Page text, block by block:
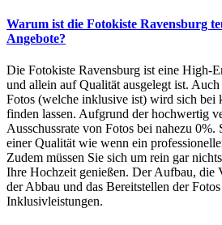
Warum ist die Fotokiste Ravensburg
Angebote?
Die Fotokiste Ravensburg ist eine High-
und allein auf Qualität ausgelegt ist.
Fotos (welche inklusive ist) wird sich bei
finden lassen. Aufgrund der hochwertig
Ausschussrate von Fotos bei nahezu
einer Qualität wie wenn ein
Zudem müssen Sie sich um rein gar
Ihre Hochzeit genießen. Der Aufbau, die
der Abbau und das Bereitstellen der
Inklusivleistungen.